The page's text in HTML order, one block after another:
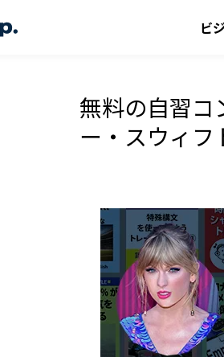
ビ
無料の自習コ
ー・スウィフ